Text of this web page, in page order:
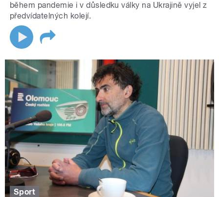
během pandemie i v důsledku války na Ukrajině vyjel z
předvídatelných kolejí.
Sport